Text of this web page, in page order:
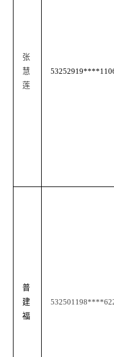
张
慧
莲
普
建
福